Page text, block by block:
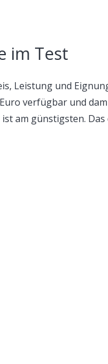
im Test
Leistung und
verfügbar und
am günstigsten.